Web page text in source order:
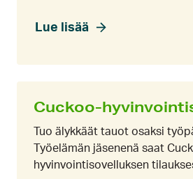
Lue lisää
Cuckoo-
Tuo älykkäät tauot osaksi
Työelämän jäsenenä saat
hyvinvointisovelluksen